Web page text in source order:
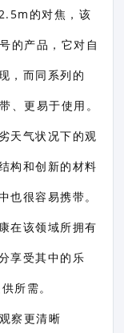
的对焦，该
的产品，它对自
，而同系列的
、更易于使用。
天气状况下的观
构和创新的材料
也很容易携带。
在该领域所拥有
享受其中的乐
所需。
察更清晰